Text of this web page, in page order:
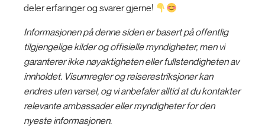
deler erfaringer og svarer gjerne!
Informasjonen på denne siden er basert på offentlig
tilgjengelige kilder og offisielle myndigheter, men vi
garanterer ikke nøyaktigheten eller fullstendigheten av
innholdet. Visumregler og reiserestriksjoner kan
endres uten varsel, og vi anbefaler alltid at du kontakter
relevante ambassader eller myndigheter for den
nyeste informasjonen.